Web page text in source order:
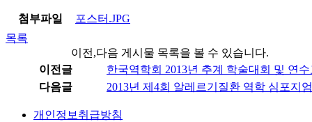
첨부파일
포스터.JPG
목록
이전,다음 게시물 목록을 볼 수 있습니다.
이전글
한국역학회 2013년 추계 학술대회 및 연수
다음글
2013년 제4회 알레르기질환 역학 심포지엄
개인정보취급방침